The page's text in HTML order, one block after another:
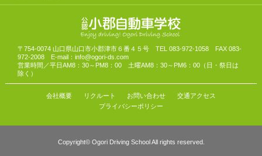
山口県小郡自動車学校
〒754-0074 山口県山口市小郡津市６番４５号 TEL 083-972-1058 FAX 083-
972-2008 E-mail：info@ogori-ds.com
営業時間／平日AM8：30～PM8：00 土曜AM8：30～PM6：00（日・祭日は
除く）
会社概要 リクルート お問い合わせ
交通アクセス
プライバシーポリシー
Copyright© Ogori Driving School All rights reserved.